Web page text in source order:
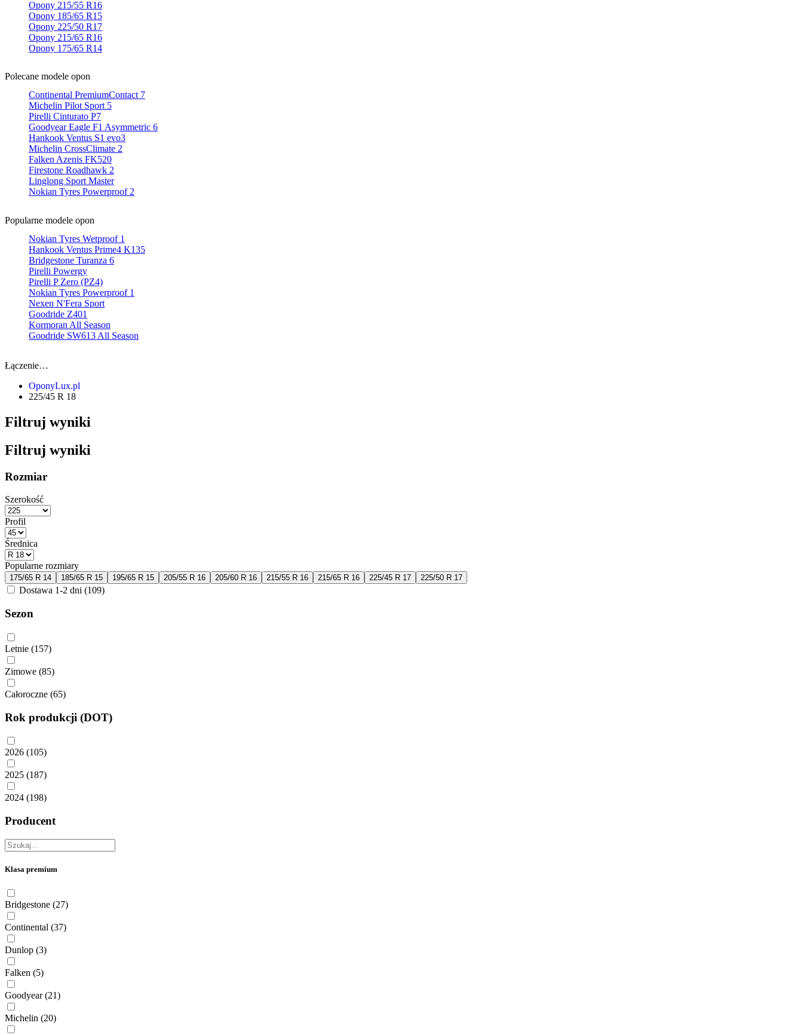
Opony 215/55 R16
Opony 185/65 R15
Opony 225/50 R17
Opony 215/65 R16
Opony 175/65 R14
Polecane modele opon
Continental PremiumContact 7
Michelin Pilot Sport 5
Pirelli Cinturato P7
Goodyear Eagle F1 Asymmetric 6
Hankook Ventus S1 evo3
Michelin CrossClimate 2
Falken Azenis FK520
Firestone Roadhawk 2
Linglong Sport Master
Nokian Tyres Powerproof 2
Popularne modele opon
Nokian Tyres Wetproof 1
Hankook Ventus Prime4 K135
Bridgestone Turanza 6
Pirelli Powergy
Pirelli P Zero (PZ4)
Nokian Tyres Powerproof 1
Nexen N'Fera Sport
Goodride Z401
Kormoran All Season
Goodride SW613 All Season
Łączenie…
OponyLux.pl
225/45 R 18
Filtruj wyniki
Filtruj wyniki
Rozmiar
Szerokość
Profil
Średnica
Popularne rozmiary
175/65 R 14 185/65 R 15 195/65 R 15 205/55 R 16 205/60 R 16 215/55 R 16 215/65 R 16 225/45 R 17 225/50 R 17
Dostawa 1-2 dni (109)
Sezon
Letnie (157)
Zimowe (85)
Całoroczne (65)
Rok produkcji (DOT)
2026 (105)
2025 (187)
2024 (198)
Producent
Klasa premium
Bridgestone (27)
Continental (37)
Dunlop (3)
Falken (5)
Goodyear (21)
Michelin (20)